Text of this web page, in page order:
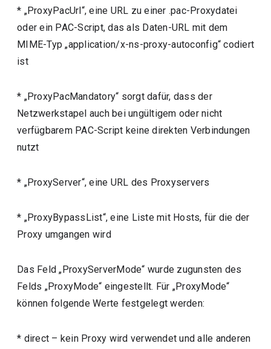
* „ProxyPacUrl“, eine URL zu einer .pac-Proxydatei
oder ein PAC-Script, das als Daten-URL mit dem
MIME-Typ „application/x-ns-proxy-autoconfig“ codiert
ist
* „ProxyPacMandatory“ sorgt dafür, dass der
Netzwerkstapel auch bei ungültigem oder nicht
verfügbarem PAC-Script keine direkten Verbindungen
nutzt
* „ProxyServer“, eine URL des Proxyservers
* „ProxyBypassList“, eine Liste mit Hosts, für die der
Proxy umgangen wird
Das Feld „ProxyServerMode“ wurde zugunsten des
Felds „ProxyMode“ eingestellt. Für „ProxyMode“
können folgende Werte festgelegt werden:
* direct – kein Proxy wird verwendet und alle anderen